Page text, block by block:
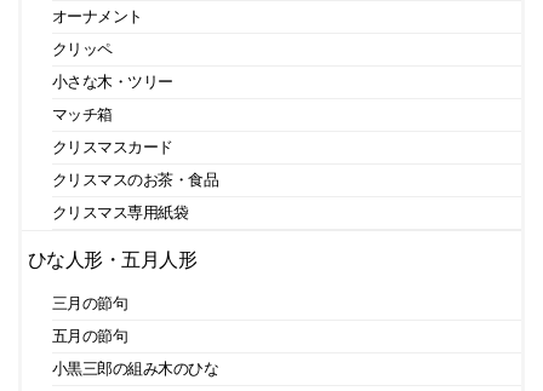
オーナメント
クリッペ
小さな木・ツリー
マッチ箱
クリスマスカード
クリスマスのお茶・食品
クリスマス専用紙袋
ひな人形・五月人形
三月の節句
五月の節句
小黒三郎の組み木のひな